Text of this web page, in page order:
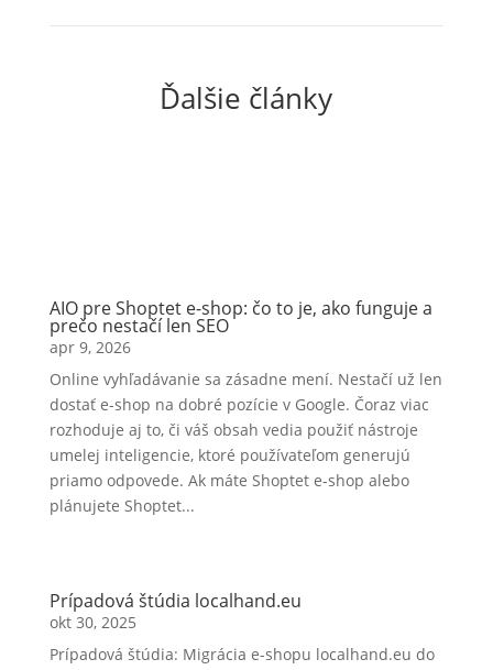
Ďalšie články
AIO pre Shoptet e-shop: čo to je, ako funguje a
prečo nestačí len SEO
apr 9, 2026
Online vyhľadávanie sa zásadne mení. Nestačí už len
dostať e-shop na dobré pozície v Google. Čoraz viac
rozhoduje aj to, či váš obsah vedia použiť nástroje
umelej inteligencie, ktoré používateľom generujú
priamo odpovede. Ak máte Shoptet e-shop alebo
plánujete Shoptet...
Prípadová štúdia localhand.eu
okt 30, 2025
Prípadová štúdia: Migrácia e-shopu localhand.eu do